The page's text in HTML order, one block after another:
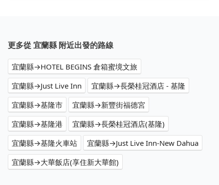
更多從 宜蘭縣 附近出發的路線
宜蘭縣→HOTEL BEGINS 倉箱蜜境文旅
宜蘭縣→Just Live Inn
宜蘭縣→長榮桂冠酒店 - 基隆
宜蘭縣→基隆市
宜蘭縣→新豐街福德宮
宜蘭縣→基隆港
宜蘭縣→長榮桂冠酒店(基隆)
宜蘭縣→基隆火車站
宜蘭縣→Just Live Inn-New Dahua
宜蘭縣→大華飯店(享住新大華館)